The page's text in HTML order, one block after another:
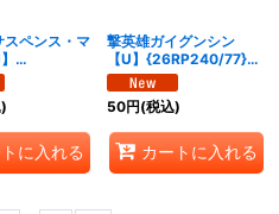
スペンス・マ
《闇》
に入れる
撃英雄ガイグンシン
【U】{26RP240/77}
《火》
50円(税込)
カートに入れる